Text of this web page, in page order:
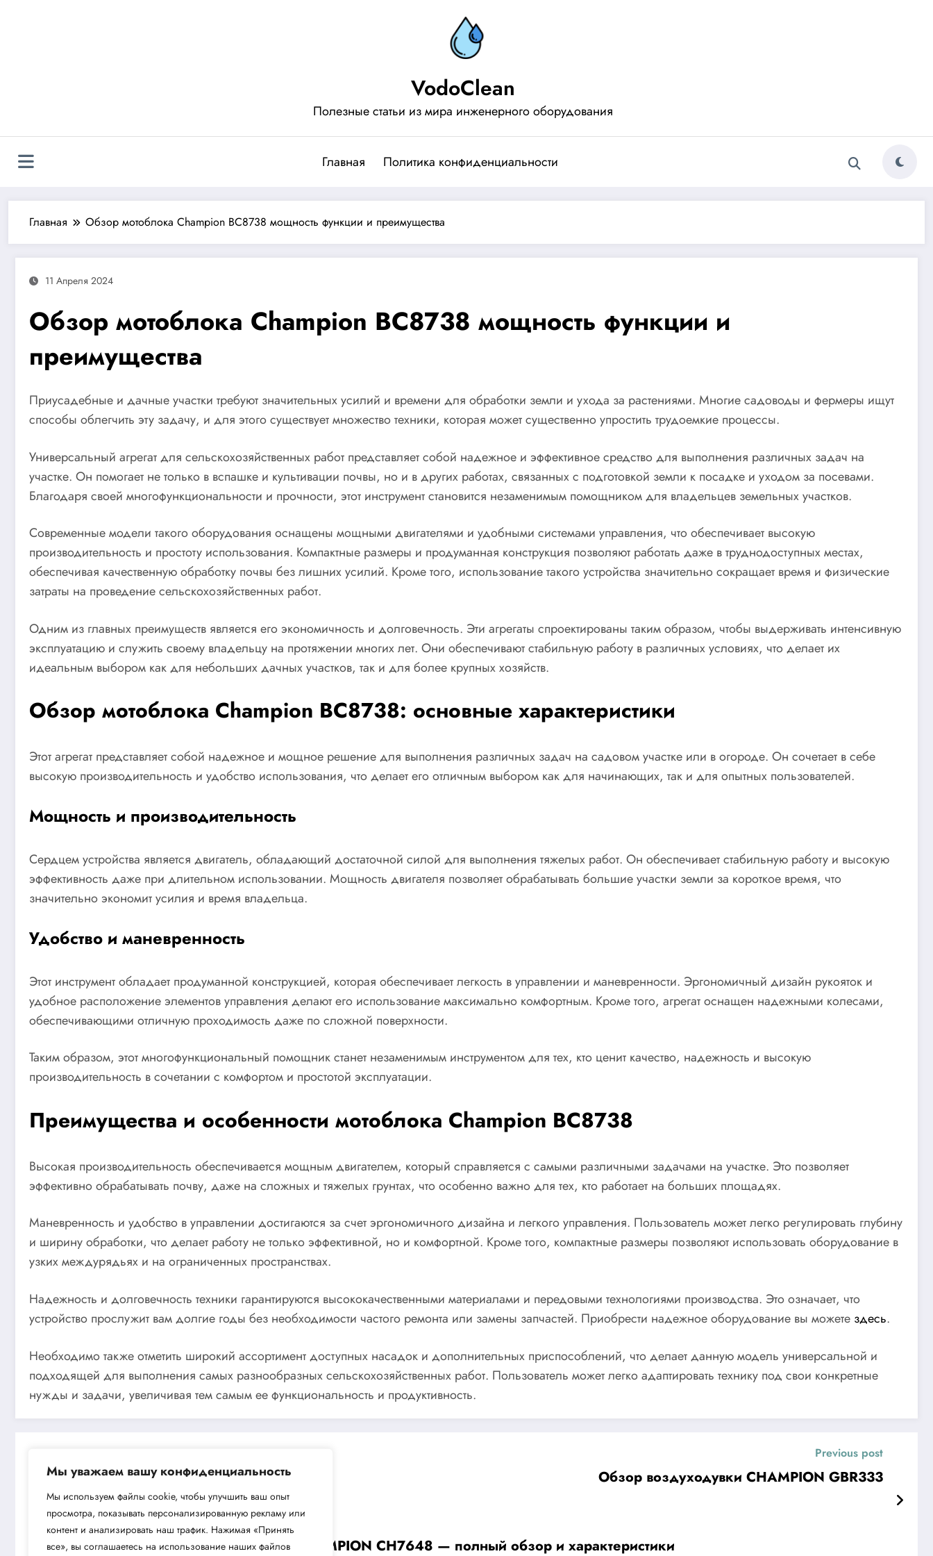
Мы уважаем вашу конфиденциальность
Мы используем файлы cookie, чтобы улучшить ваш опыт
просмотра, показывать персонализированную рекламу или
контент и анализировать наш трафик. Нажимая «Принять
все», вы соглашаетесь на использование наших файлов
VodoClean
Полезные статьи из мира инженерного оборудования
Главная Политика конфиденциальности
Главная Обзор мотоблока Champion BC8738 мощность функции и преимущества
11 Апреля 2024
Обзор мотоблока Champion BC8738 мощность функции и
преимущества
Приусадебные и дачные участки требуют значительных усилий и времени для обработки земли и ухода за растениями. Многие садоводы и фермеры ищут
способы облегчить эту задачу, и для этого существует множество техники, которая может существенно упростить трудоемкие процессы.
Универсальный агрегат для сельскохозяйственных работ представляет собой надежное и эффективное средство для выполнения различных задач на
участке. Он помогает не только в вспашке и культивации почвы, но и в других работах, связанных с подготовкой земли к посадке и уходом за посевами.
Благодаря своей многофункциональности и прочности, этот инструмент становится незаменимым помощником для владельцев земельных участков.
Современные модели такого оборудования оснащены мощными двигателями и удобными системами управления, что обеспечивает высокую
производительность и простоту использования. Компактные размеры и продуманная конструкция позволяют работать даже в труднодоступных местах,
обеспечивая качественную обработку почвы без лишних усилий. Кроме того, использование такого устройства значительно сокращает время и физические
затраты на проведение сельскохозяйственных работ.
Одним из главных преимуществ является его экономичность и долговечность. Эти агрегаты спроектированы таким образом, чтобы выдерживать интенсивную
эксплуатацию и служить своему владельцу на протяжении многих лет. Они обеспечивают стабильную работу в различных условиях, что делает их
идеальным выбором как для небольших дачных участков, так и для более крупных хозяйств.
Обзор мотоблока Champion BC8738: основные характеристики
Этот агрегат представляет собой надежное и мощное решение для выполнения различных задач на садовом участке или в огороде. Он сочетает в себе
высокую производительность и удобство использования, что делает его отличным выбором как для начинающих, так и для опытных пользователей.
Мощность и производительность
Сердцем устройства является двигатель, обладающий достаточной силой для выполнения тяжелых работ. Он обеспечивает стабильную работу и высокую
эффективность даже при длительном использовании. Мощность двигателя позволяет обрабатывать большие участки земли за короткое время, что
значительно экономит усилия и время владельца.
Удобство и маневренность
Этот инструмент обладает продуманной конструкцией, которая обеспечивает легкость в управлении и маневренности. Эргономичный дизайн рукояток и
удобное расположение элементов управления делают его использование максимально комфортным. Кроме того, агрегат оснащен надежными колесами,
обеспечивающими отличную проходимость даже по сложной поверхности.
Таким образом, этот многофункциональный помощник станет незаменимым инструментом для тех, кто ценит качество, надежность и высокую
производительность в сочетании с комфортом и простотой эксплуатации.
Преимущества и особенности мотоблока Champion BC8738
Высокая производительность обеспечивается мощным двигателем, который справляется с самыми различными задачами на участке. Это позволяет
эффективно обрабатывать почву, даже на сложных и тяжелых грунтах, что особенно важно для тех, кто работает на больших площадях.
Маневренность и удобство в управлении достигаются за счет эргономичного дизайна и легкого управления. Пользователь может легко регулировать глубину
и ширину обработки, что делает работу не только эффективной, но и комфортной. Кроме того, компактные размеры позволяют использовать оборудование в
узких междурядьях и на ограниченных пространствах.
Надежность и долговечность техники гарантируются высококачественными материалами и передовыми технологиями производства. Это означает, что
устройство прослужит вам долгие годы без необходимости частого ремонта или замены запчастей. Приобрести надежное оборудование вы можете здесь.
Необходимо также отметить широкий ассортимент доступных насадок и дополнительных приспособлений, что делает данную модель универсальной и
подходящей для выполнения самых разнообразных сельскохозяйственных работ. Пользователь может легко адаптировать технику под свои конкретные
нужды и задачи, увеличивая тем самым ее функциональность и продуктивность.
Previous post
Обзор воздуходувки CHAMPION GBR333
Next post
Бензиновый измельчитель-шредер CHAMPION CH7648 — полный обзор и характеристики